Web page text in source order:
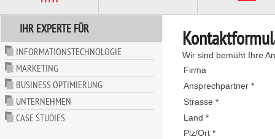
IHR EXPERTE FÜR
INFORMATIONSTECHNOLOGIE
MARKETING
BUSINESS OPTIMIERUNG
UNTERNEHMEN
CASE STUDIES
Wir sind bemüht Ihre
Firma
Ansprechpartner *
Strasse *
Land *
Plz/Ort *